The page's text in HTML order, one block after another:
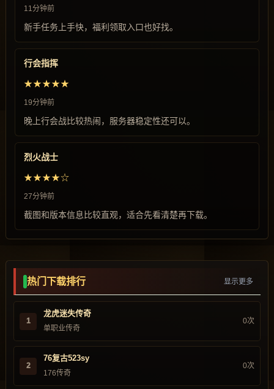
11分钟前
新手任务上手快，福利领取入口也好找。
行会指挥
★★★★★
19分钟前
晚上行会战比较热闹，服务器稳定性还可以。
烈火战士
★★★★☆
27分钟前
截图和版本信息比较直观，适合先看清楚再下载。
热门下载排行 显示更多
1
龙虎迷失传奇
单职业传奇
0次
2
76复古523sy
176传奇
0次